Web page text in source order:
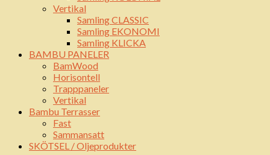
Vertikal
Samling CLASSIC
Samling EKONOMI
Samling KLICKA
BAMBU PANELER
BamWood
Horisontell
Trapppaneler
Vertikal
Bambu Terrasser
Fast
Sammansatt
SKÖTSEL / Oljeprodukter